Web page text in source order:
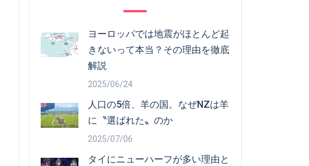
ヨーロッパでは地震がほとんど起
きないって本当？その理由を徹底
解説
2025/06/24
人口の5倍、羊の国。なぜNZは羊
に〝選ばれた〟のか
2025/07/06
タイにニューハーフが多い理由と